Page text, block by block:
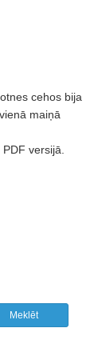
cehos bija
maiņā
versijā.